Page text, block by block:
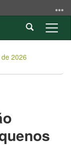
a
Abrir
a
2026